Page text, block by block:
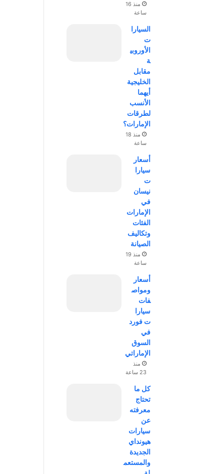
منذ 16
ساعة
السيارا
ت
الأوروبي
ة
مقابل
الخليجية
أيهما
الأنسب
لطرقات
الإمارات؟
منذ 18
ساعة
أسعار
سيارا
ت
نيسان
في
الإمارات
الفئات
وتكاليف
الصيانة
منذ 19
ساعة
أسعار
ومواص
فات
سيارا
ت فورد
في
السوق
الإماراتي
منذ
23 ساعة
كل ما
تحتاج
معرفته
عن
سيارات
هيونداي
الجديدة
والمستعم